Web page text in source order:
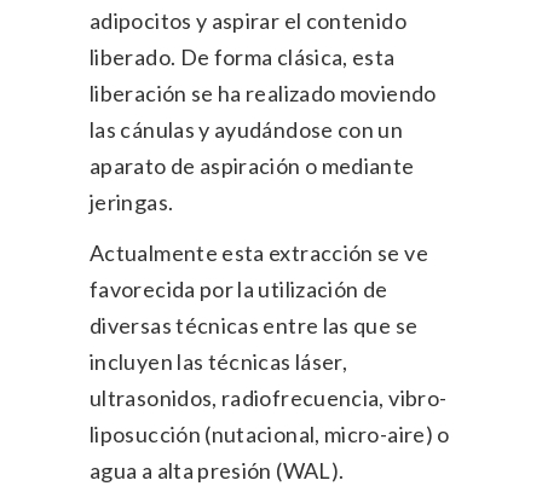
adipocitos y aspirar el contenido
liberado. De forma clásica, esta
liberación se ha realizado moviendo
las cánulas y ayudándose con un
aparato de aspiración o mediante
jeringas.
Actualmente esta extracción se ve
favorecida por la utilización de
diversas técnicas entre las que se
incluyen las técnicas láser,
ultrasonidos, radiofrecuencia, vibro-
liposucción (nutacional, micro-aire) o
agua a alta presión (WAL).